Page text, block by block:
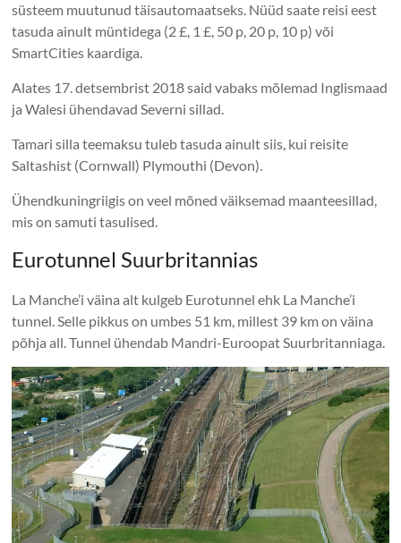
süsteem muutunud täisautomaatseks. Nüüd saate reisi eest
tasuda ainult müntidega (2 £, 1 £, 50 p, 20 p, 10 p) või
SmartCities kaardiga.
Alates 17. detsembrist 2018 said vabaks mõlemad Inglismaad
ja Walesi ühendavad Severni sillad.
Tamari silla teemaksu tuleb tasuda ainult siis, kui reisite
Saltashist (Cornwall) Plymouthi (Devon).
Ühendkuningriigis on veel mõned väiksemad maanteesillad,
mis on samuti tasulised.
Eurotunnel Suurbritannias
La Manche’i väina alt kulgeb Eurotunnel ehk La Manche’i
tunnel. Selle pikkus on umbes 51 km, millest 39 km on väina
põhja all. Tunnel ühendab Mandri-Euroopat Suurbritanniaga.